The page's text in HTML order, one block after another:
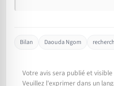
Bilan Daouda Ngom
Votre avis sera publié et
Veuillez l'exprimer dans un